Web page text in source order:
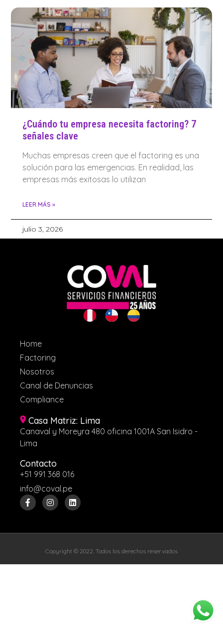
¿Cuándo tu empresa necesita factoring? 7
señales clave
Muchas empresas creen que el factoring es una
solución para las emergencias. En realidad, las
empresas más exitosas lo utilizan
LEER MÁS »
julio 3, 2026
Casa Matriz: Lima​
Canaval y Moreyra 480 oficina 1001A San Isidro -
Lima
Contacto
+51 991 368 016
info@coval.pe
Home
Factoring
Nosotros
Canal de Denuncias
Compliance
Copyright © 2022. Todos los derechos reservados